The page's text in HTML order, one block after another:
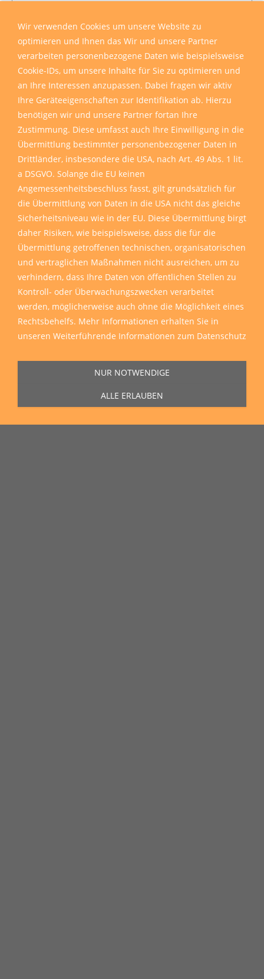
Wir verwenden Cookies um unsere Website zu
optimieren und Ihnen das Wir und unsere Partner
verarbeiten personenbezogene Daten wie beispielsweise
Cookie-IDs, um unsere Inhalte für Sie zu optimieren und
an Ihre Interessen anzupassen. Dabei fragen wir aktiv
Ihre Geräteeigenschaften zur Identifikation ab. Hierzu
benötigen wir und unsere Partner fortan Ihre
Zustimmung. Diese umfasst auch Ihre Einwilligung in die
Übermittlung bestimmter personenbezogener Daten in
Drittländer, insbesondere die USA, nach Art. 49 Abs. 1 lit.
a DSGVO. Solange die EU keinen
Angemessenheitsbeschluss fasst, gilt grundsätzlich für
die Übermittlung von Daten in die USA nicht das gleiche
Sicherheitsniveau wie in der EU. Diese Übermittlung birgt
daher Risiken, wie beispielsweise, dass die für die
Übermittlung getroffenen technischen, organisatorischen
und vertraglichen Maßnahmen nicht ausreichen, um zu
verhindern, dass Ihre Daten von öffentlichen Stellen zu
Kontroll- oder Überwachungszwecken verarbeitet
werden, möglicherweise auch ohne die Möglichkeit eines
Rechtsbehelfs. Mehr Informationen erhalten Sie in
unseren Weiterführende Informationen zum Datenschutz
NUR NOTWENDIGE
ALLE ERLAUBEN